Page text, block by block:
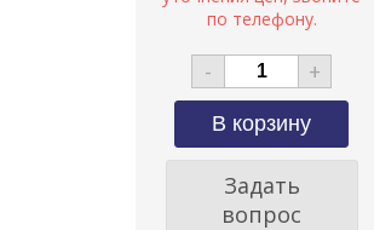
- +
Задать
вопрос